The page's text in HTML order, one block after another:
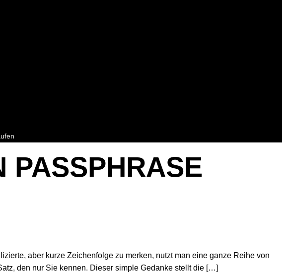
PASSPHRASE
aber kurze Zeichenfolge zu merken, nutzt man eine ganze Reihe von
den nur Sie kennen. Dieser simple Gedanke stellt die […]